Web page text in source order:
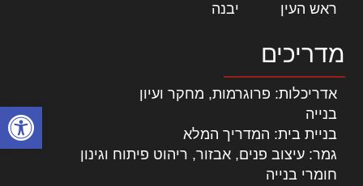
פתח
ראש העין
יבנה
מדריכים
אדריכלות: פרוגרמות, מחקר ועיון
בנייה
בניית בית: המדריך המלא
גמר: עיצוב פנים, אבזור, ריהוט פיתוח וגינון
חומרי בנייה